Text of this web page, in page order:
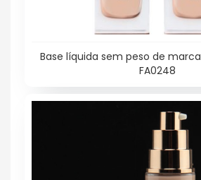
Base líquida sem peso de
FA0248